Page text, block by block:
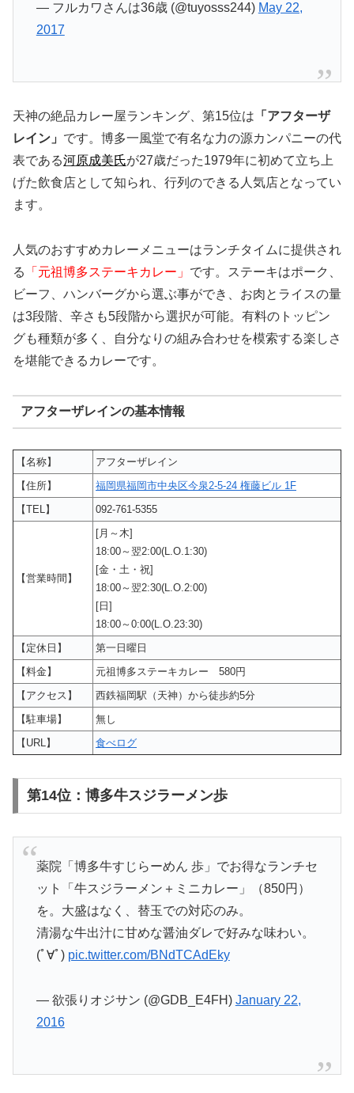
— フルカワさんは36歳 (@tuyosss244) May 22,
2017
天神の絶品カレー屋ランキング、第15位は 「アフターザ
レイン」 です。博多一風堂で有名な力の源カンパニーの代
表である河原成美氏が27歳だった1979年に初めて立ち上
げた飲食店として知られ、行列のできる人気店となってい
ます。
人気のおすすめカレーメニューはランチタイムに提供され
る
「元祖博多ステーキカレー」 です。ステーキはポーク、
ビーフ、ハンバーグから選ぶ事ができ、お肉とライスの量
は3段階、辛さも5段階から選択が可能。有料のトッピン
グも種類が多く、自分なりの組み合わせを模索する楽しさ
を堪能できるカレーです。
アフターザレインの基本情報
【名称】
アフターザレイン
【住所】
福岡県福岡市中央区今泉2-5-24 権藤ビル 1F
【TEL】
092-761-5355
【営業時間】
[月～木]
18:00～翌2:00(L.O.1:30)
[金・土・祝]
18:00～翌2:30(L.O.2:00)
[日]
18:00～0:00(L.O.23:30)
【定休日】
第一日曜日
【料金】
元祖博多ステーキカレー 580円
【アクセス】
西鉄福岡駅（天神）から徒歩約5分
【駐車場】
無し
【URL】
食べログ
第14位：博多牛スジラーメン歩
薬院「博多牛すじらーめん 歩」でお得なランチセ
ット「牛スジラーメン＋ミニカレー」（850円）
を。大盛はなく、替玉での対応のみ。
清湯な牛出汁に甘めな醤油ダレで好みな味わい。
(ﾟ∀ﾟ) pic.twitter.com/BNdTCAdEky
— 欲張りオジサン (@GDB_E4FH) January 22,
2016